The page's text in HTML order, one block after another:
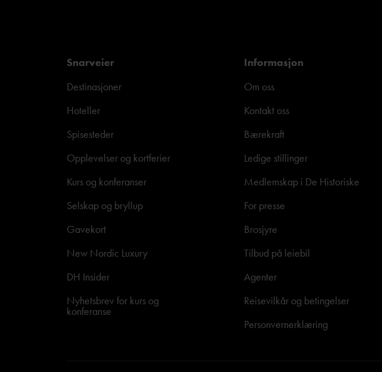
Snarveier
Destinasjoner
Hoteller
Spisesteder
Opplevelser og kortferier
Kurs og konferanser
Selskap og bryllup
Gavekort
New Nordic Luxury
DH Insider
Nyhetsbrev for kurs og
konferanse
Informasjon
Om oss
Kontakt oss
Bærekraft
Ledige stillinger
Medlemskap i De Historiske
For presse
Brosjyre
Tilbud på leiebil
Agenter
Reisevilkår og betingelser
Personvernerklæring